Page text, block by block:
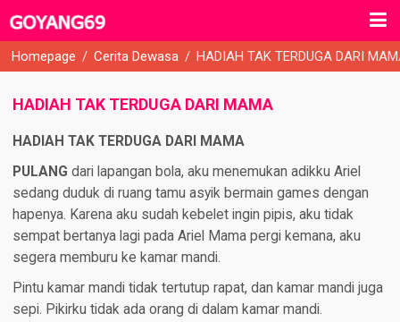
Homepage / Cerita Dewasa / HADIAH TAK TERDUGA DARI
HADIAH TAK TERDUGA DARI MAMA
HADIAH TAK TERDUGA DARI MAMA
PULANG dari lapangan bola, aku menemukan adikku Ariel
sedang duduk di ruang tamu asyik bermain games dengan
hapenya. Karena aku sudah kebelet ingin pipis, aku tidak
sempat bertanya lagi pada Ariel Mama pergi kemana, aku
segera memburu ke kamar mandi.
Pintu kamar mandi tidak tertutup rapat, dan kamar mandi juga
sepi. Pikirku tidak ada orang di dalam kamar mandi.